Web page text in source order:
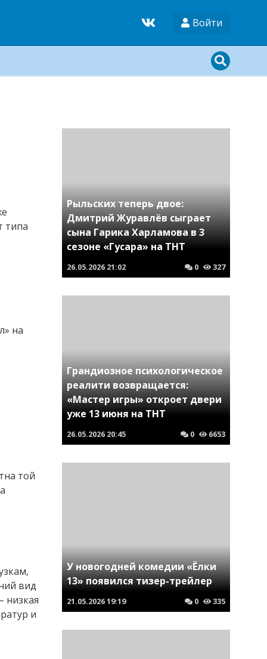
Войти
типа
на
той
вид
низкая
и
Рыльских теперь двое:
Дмитрий Журавлёв сыграет
сына Гарика Харламова в 3
сезоне «Гусара» на ТНТ
26.05.2026 21:02 0 327
Грандиозное психологическое
реалити возвращается:
«Мастер игры» откроет двери
уже 13 июня на ТНТ
26.05.2026 20:45 0 6653
У новогодней комедии «Ёлки
13» появился тизер-трейлер
21.05.202619:19 0 335